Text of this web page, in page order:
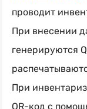
проводит
При внесении
генерируются
При
QR-код с